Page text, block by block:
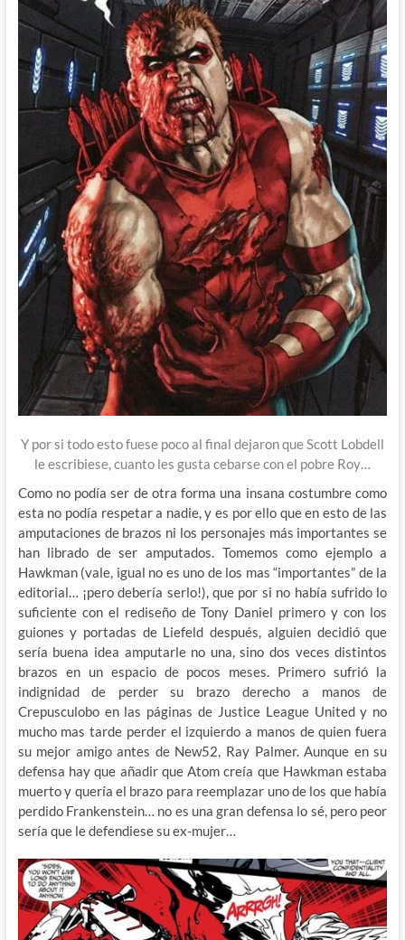
Y por si todo esto fuese poco al final dejaron que Scott Lobdell
le escribiese, cuanto les gusta cebarse con el pobre Roy…
Como no podía ser de otra forma una insana costumbre como
esta no podía respetar a nadie, y es por ello que en esto de las
amputaciones de brazos ni los personajes más importantes se
han librado de ser amputados. Tomemos como ejemplo a
Hawkman (vale, igual no es uno de los mas “importantes” de la
editorial… ¡pero debería serlo!), que por si no había sufrido lo
suficiente con el rediseño de Tony Daniel primero y con los
guiones y portadas de Liefeld después, alguien decidió que
sería buena idea amputarle no una, sino dos veces distintos
brazos en un espacio de pocos meses. Primero sufrió la
indignidad de perder su brazo derecho a manos de
Crepusculobo en las páginas de Justice League United y no
mucho mas tarde perder el izquierdo a manos de quien fuera
su mejor amigo antes de New52, Ray Palmer. Aunque en su
defensa hay que añadir que Atom creía que Hawkman estaba
muerto y quería el brazo para reemplazar uno de los que había
perdido Frankenstein… no es una gran defensa lo sé, pero peor
sería que le defendiese su ex-mujer…